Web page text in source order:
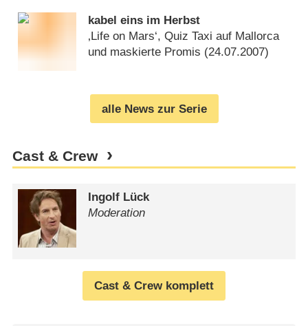
kabel eins im Herbst
‚Life on Mars‘, Quiz Taxi auf Mallorca
und maskierte Promis (24.07.2007)
alle News zur Serie
Cast & Crew
Ingolf Lück
Moderation
Cast & Crew komplett